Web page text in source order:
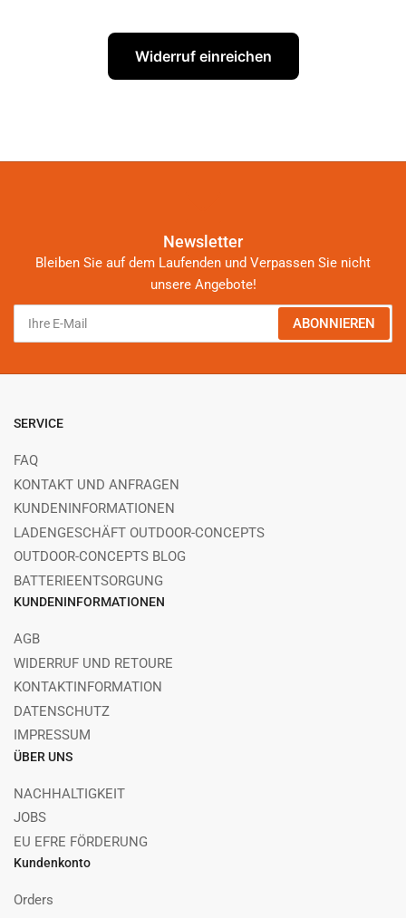
Widerruf einreichen
Newsletter
Bleiben Sie auf dem Laufenden und Verpassen Sie nicht
unsere Angebote!
Ihre
Mail
ABONNIEREN
SERVICE
FAQ
KONTAKT UND ANFRAGEN
KUNDENINFORMATIONEN
LADENGESCHÄFT OUTDOOR-CONCEPTS
OUTDOOR-CONCEPTS BLOG
BATTERIEENTSORGUNG
KUNDENINFORMATIONEN
AGB
WIDERRUF UND RETOURE
KONTAKTINFORMATION
DATENSCHUTZ
IMPRESSUM
ÜBER UNS
NACHHALTIGKEIT
JOBS
EU EFRE FÖRDERUNG
Kundenkonto
Orders